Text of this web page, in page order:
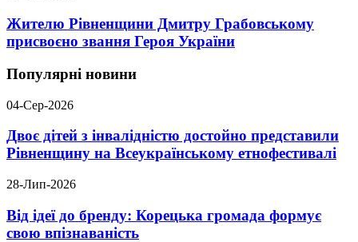
Жителю Рівненщини Дмитру Грабовському
присвоєно звання Героя України
Популярні новини
04-Сер-2026
Двоє дітей з інвалідністю достойно представили
Рівненщину на Всеукраїнському етнофестивалі
28-Лип-2026
Від ідеї до бренду: Корецька громада формує
свою впізнаваність